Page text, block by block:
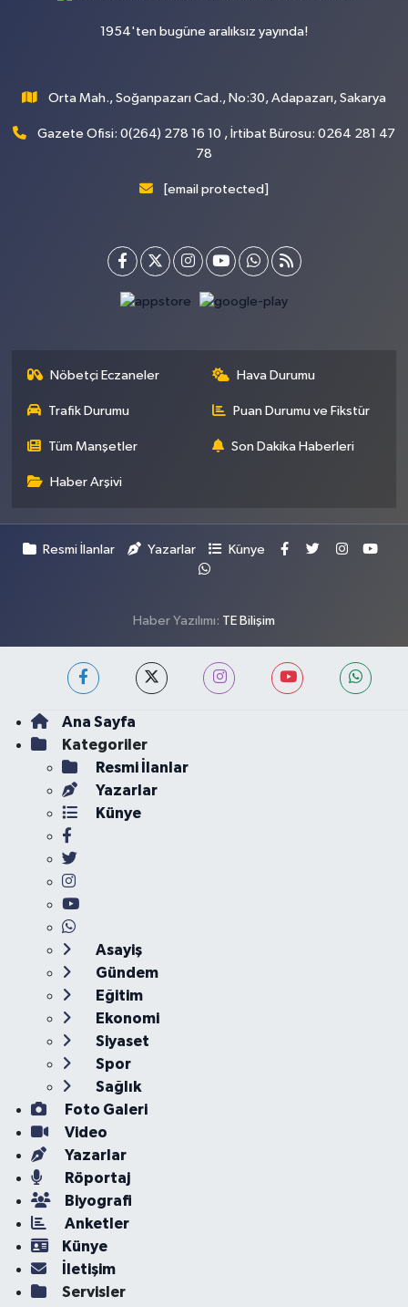
1954'ten bugüne aralıksız yayında!
Orta Mah., Soğanpazarı Cad., No:30, Adapazarı, Sakarya
Gazete Ofisi: 0(264) 278 16 10 , İrtibat Bürosu: 0264 281 47
78
[email protected]
Nöbetçi Eczaneler Hava Durumu
Trafik Durumu Puan Durumu ve Fikstür
Tüm Manşetler Son Dakika Haberleri
Haber Arşivi
Resmi İlanlar Yazarlar Künye
Haber Yazılımı: TE Bilişim
Ana Sayfa
Kategoriler
Resmi İlanlar
Yazarlar
Künye
Asayiş
Gündem
Eğitim
Ekonomi
Siyaset
Spor
Sağlık
Foto Galeri
Video
Yazarlar
Röportaj
Biyografi
Anketler
Künye
İletişim
Servisler